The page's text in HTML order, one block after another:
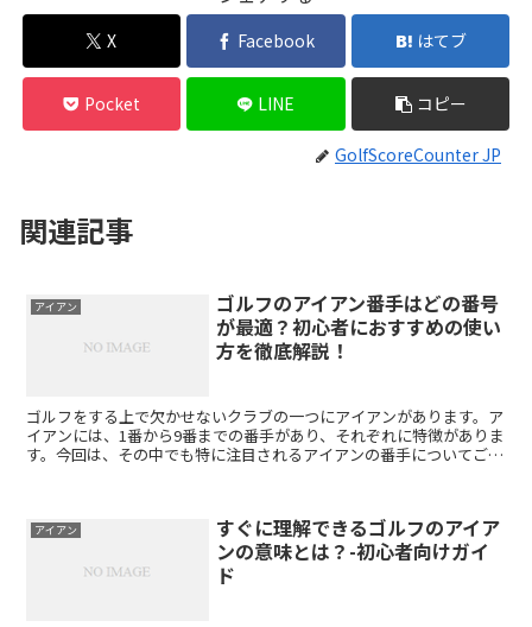
X Facebook はてブ
Pocket LINE コピー
GolfScoreCounter JP
関連記事
アイアン
ゴルフのアイアン番手はどの番号
が最適？初心者におすすめの使い
方を徹底解説！
ゴルフをする上で欠かせないクラブの一つにアイアンがあります。ア
イアンには、1番から9番までの番手があり、それぞれに特徴がありま
す。今回は、その中でも特に注目されるアイアンの番手についてご紹
アイアン
すぐに理解できるゴルフのアイア
ンの意味とは？-初心者向けガイ
ド